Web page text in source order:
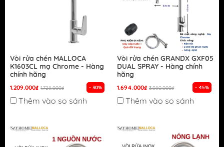
Vòi rửa chén MALLOCA
K1603CL mạ Chrome - Hàng
chính hãng
1.209.000₫ 1.728.000₫ - 30%
Thêm vào so sánh
Vòi rửa chén GRANDX GXF05
DUAL SPRAY - Hàng chính
hãng
1.694.000₫ 3.080.000₫ - 45%
Thêm vào so sánh